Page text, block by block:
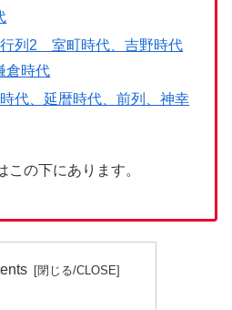
列2 室町時代、吉野時代
倉時代
代、延暦時代、前列、神幸
この下にあります。